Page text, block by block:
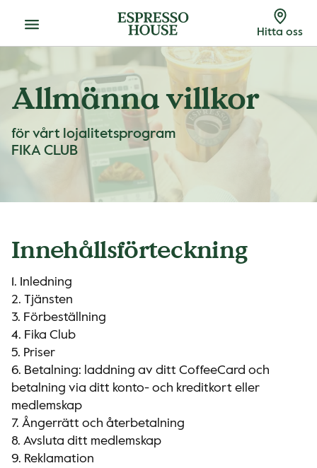
Meny Hitta oss
Allmänna villkor
för vårt lojalitetsprogram
FIKA CLUB
Innehållsförteckning
1. Inledning
2. Tjänsten
3. Förbeställning
4. Fika Club
5. Priser
6. Betalning: laddning av ditt CoffeeCard och
betalning via ditt konto- och kreditkort eller
medlemskap
7. Ångerrätt och återbetalning
8. Avsluta ditt medlemskap
9. Reklamation